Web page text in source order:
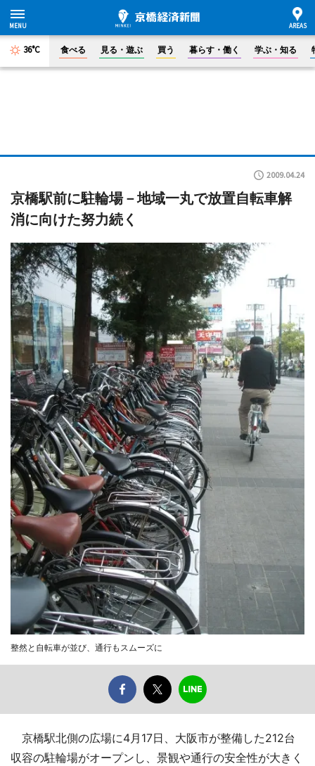
36°C 食べる 見る・遊ぶ 買う 暮らす・働く 学ぶ・知る
2009.04.24
京橋駅前に駐輪場－地域一丸で放置自転車解
消に向けた努力続く
整然と自転車が並び、通行もスムーズに
京橋駅北側の広場に4月17日、大阪市が整備した212台
収容の駐輪場がオープンし、景観や通行の安全性が大きく